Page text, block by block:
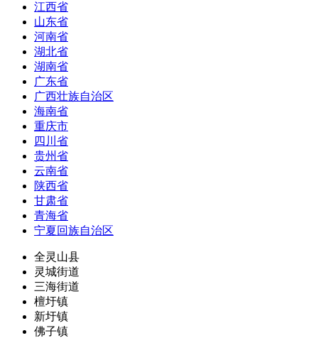
江西省
山东省
河南省
湖北省
湖南省
广东省
广西壮族自治区
海南省
重庆市
四川省
贵州省
云南省
陕西省
甘肃省
青海省
宁夏回族自治区
全灵山县
灵城街道
三海街道
檀圩镇
新圩镇
佛子镇